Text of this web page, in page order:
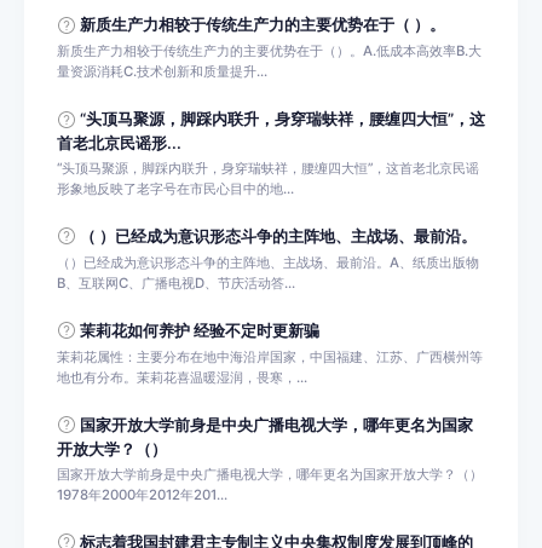
新质生产力相较于传统生产力的主要优势在于（ ）。
新质生产力相较于传统生产力的主要优势在于（）。A.低成本高效率B.大
量资源消耗C.技术创新和质量提升...
“头顶马聚源，脚踩内联升，身穿瑞蚨祥，腰缠四大恒”，这
首老北京民谣形...
“头顶马聚源，脚踩内联升，身穿瑞蚨祥，腰缠四大恒”，这首老北京民谣
形象地反映了老字号在市民心目中的地...
（ ）已经成为意识形态斗争的主阵地、主战场、最前沿。
（）已经成为意识形态斗争的主阵地、主战场、最前沿。A、纸质出版物
B、互联网C、广播电视D、节庆活动答...
茉莉花如何养护 经验不定时更新骗
茉莉花属性：主要分布在地中海沿岸国家，中国福建、江苏、广西横州等
地也有分布。茉莉花喜温暖湿润，畏寒，...
国家开放大学前身是中央广播电视大学，哪年更名为国家
开放大学？（）
国家开放大学前身是中央广播电视大学，哪年更名为国家开放大学？（）
1978年2000年2012年201...
标志着我国封建君主专制主义中央集权制度发展到顶峰的